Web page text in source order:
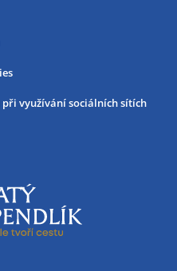
využívání sociálních sítích